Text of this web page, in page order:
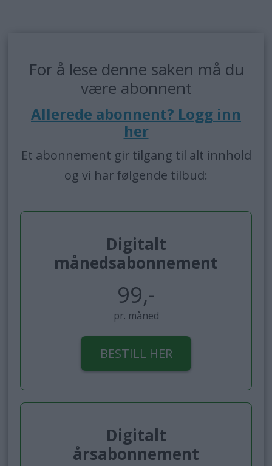
For å lese denne saken må du
være abonnent
Allerede abonnent? Logg inn
her
Et abonnement gir tilgang til alt innhold
og vi har følgende tilbud:
Digitalt
månedsabonnement
99,-
pr. måned
BESTILL HER
Digitalt
årsabonnement